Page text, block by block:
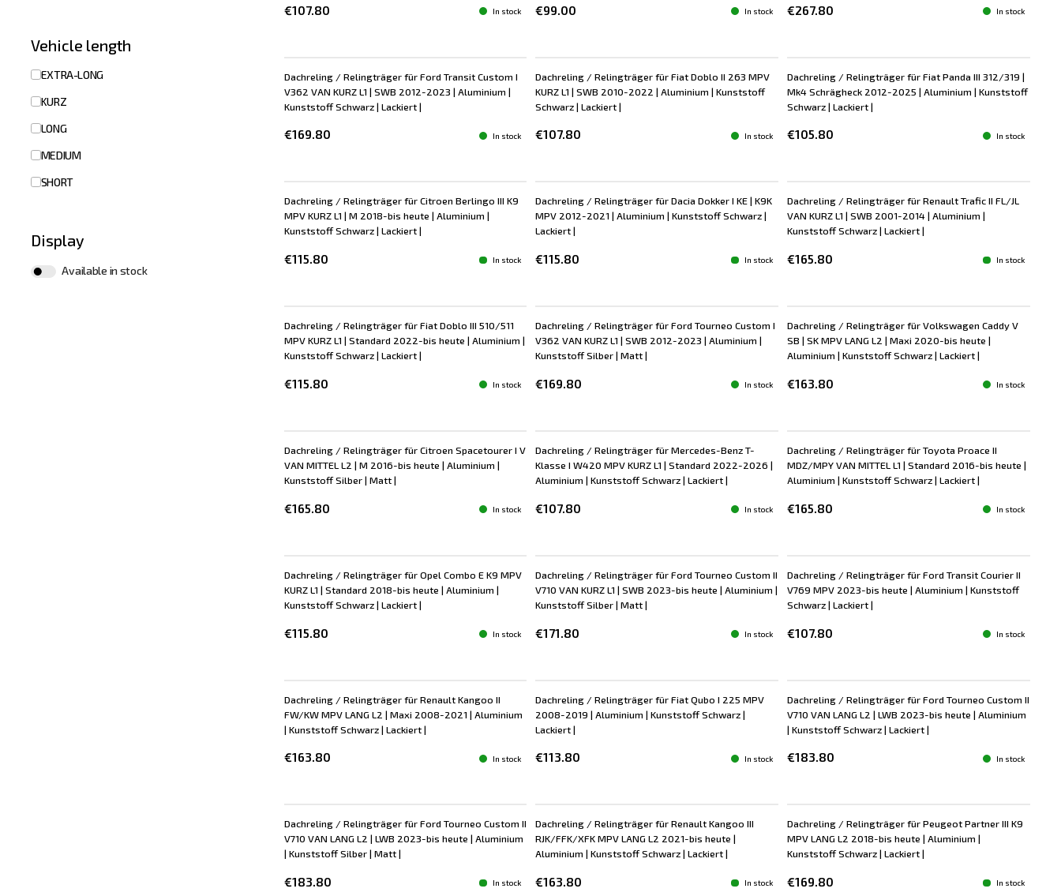
Vehicle length
EXTRA-LONG
KURZ
LONG
MEDIUM
SHORT
Display
Available in stock
€107.80 In stock €99.00 In stock €267.80 In stock
Dachreling / Relingträger für Ford Transit Custom I
V362 VAN KURZ L1 | SWB 2012-2023 | Aluminium |
Kunststoff Schwarz | Lackiert |
€169.80 In stock
Dachreling / Relingträger für Fiat Doblo II 263 MPV
KURZ L1 | SWB 2010-2022 | Aluminium | Kunststoff
Schwarz | Lackiert |
€107.80 In stock
Dachreling / Relingträger für Fiat Panda III 312/319 |
Mk4 Schrägheck 2012-2025 | Aluminium | Kunststoff
Schwarz | Lackiert |
€105.80 In stock
Dachreling / Relingträger für Citroen Berlingo III K9
MPV KURZ L1 | M 2018-bis heute | Aluminium |
Kunststoff Schwarz | Lackiert |
€115.80 In stock
Dachreling / Relingträger für Dacia Dokker I KE | K9K
MPV 2012-2021 | Aluminium | Kunststoff Schwarz |
Lackiert |
€115.80 In stock
Dachreling / Relingträger für Renault Trafic II FL/JL
VAN KURZ L1 | SWB 2001-2014 | Aluminium |
Kunststoff Schwarz | Lackiert |
€165.80 In stock
Dachreling / Relingträger für Fiat Doblo III 510/511
MPV KURZ L1 | Standard 2022-bis heute | Aluminium |
Kunststoff Schwarz | Lackiert |
€115.80 In stock
Dachreling / Relingträger für Ford Tourneo Custom I
V362 VAN KURZ L1 | SWB 2012-2023 | Aluminium |
Kunststoff Silber | Matt |
€169.80 In stock
Dachreling / Relingträger für Volkswagen Caddy V
SB | SK MPV LANG L2 | Maxi 2020-bis heute |
Aluminium | Kunststoff Schwarz | Lackiert |
€163.80 In stock
Dachreling / Relingträger für Citroen Spacetourer I V
VAN MITTEL L2 | M 2016-bis heute | Aluminium |
Kunststoff Silber | Matt |
€165.80 In stock
Dachreling / Relingträger für Mercedes-Benz T-
Klasse I W420 MPV KURZ L1 | Standard 2022-2026 |
Aluminium | Kunststoff Schwarz | Lackiert |
€107.80 In stock
Dachreling / Relingträger für Toyota Proace II
MDZ/MPY VAN MITTEL L1 | Standard 2016-bis heute |
Aluminium | Kunststoff Schwarz | Lackiert |
€165.80 In stock
Dachreling / Relingträger für Opel Combo E K9 MPV
KURZ L1 | Standard 2018-bis heute | Aluminium |
Kunststoff Schwarz | Lackiert |
€115.80 In stock
Dachreling / Relingträger für Ford Tourneo Custom II
V710 VAN KURZ L1 | SWB 2023-bis heute | Aluminium |
Kunststoff Silber | Matt |
€171.80 In stock
Dachreling / Relingträger für Ford Transit Courier II
V769 MPV 2023-bis heute | Aluminium | Kunststoff
Schwarz | Lackiert |
€107.80 In stock
Dachreling / Relingträger für Renault Kangoo II
FW/KW MPV LANG L2 | Maxi 2008-2021 | Aluminium
| Kunststoff Schwarz | Lackiert |
€163.80 In stock
Dachreling / Relingträger für Fiat Qubo I 225 MPV
2008-2019 | Aluminium | Kunststoff Schwarz |
Lackiert |
€113.80 In stock
Dachreling / Relingträger für Ford Tourneo Custom II
V710 VAN LANG L2 | LWB 2023-bis heute | Aluminium
| Kunststoff Schwarz | Lackiert |
€183.80 In stock
Dachreling / Relingträger für Ford Tourneo Custom II
V710 VAN LANG L2 | LWB 2023-bis heute | Aluminium
| Kunststoff Silber | Matt |
€183.80 In stock
Dachreling / Relingträger für Renault Kangoo III
RJK/FFK/XFK MPV LANG L2 2021-bis heute |
Aluminium | Kunststoff Schwarz | Lackiert |
€163.80 In stock
Dachreling / Relingträger für Peugeot Partner III K9
MPV LANG L2 2018-bis heute | Aluminium |
Kunststoff Schwarz | Lackiert |
€169.80 In stock